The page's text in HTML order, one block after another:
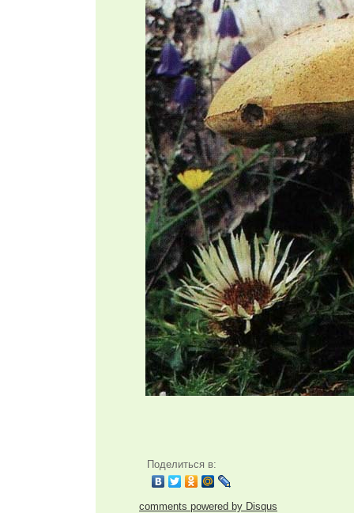
Поделиться в:
comments powered by Disqus